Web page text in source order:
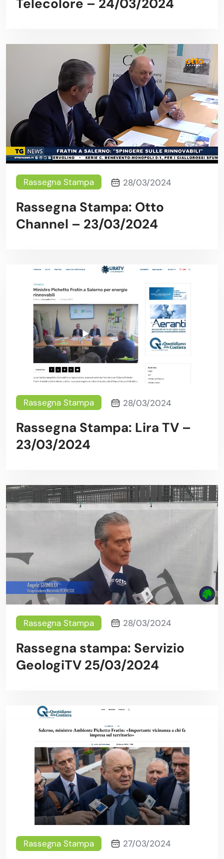
Telecolore – 24/03/2024
Rassegna Stampa 28/03/2024
Rassegna Stampa: Otto
Channel – 23/03/2024
Rassegna Stampa 28/03/2024
Rassegna Stampa: Lira TV –
23/03/2024
Rassegna Stampa 28/03/2024
Rassegna stampa: Servizio
GeologiTV 25/03/2024
Rassegna Stampa 27/03/2024